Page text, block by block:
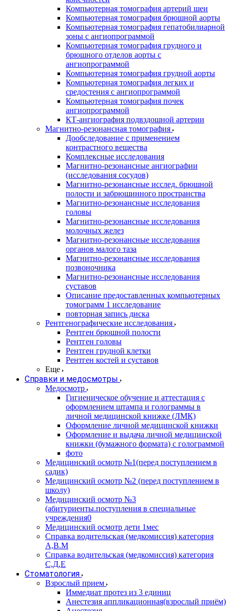
Компьютерная томография артерий шеи
Компьютерная томография брюшной аорты
Компьютерная томография гепатобилиарной
зоны с ангиопрограммой
Компьютерная томография грудного и
брюшного отделов аорты с
ангиопрограммой
Компьютерная томография грудной аорты
Компьютерная томография легких и
средостения с ангиопрограммой
Компьютерная томография почек
ангиопрограммой
КТ-ангиография подвздошной артерии
Магнитно-резонансная томография
Дообследование с применением
контрастного вещества
Комплексные исследования
Магнитно-резонансные ангиографии
(исследования сосудов)
Магнитно-резонансные исслед. брюшной
полости и забрюшинного пространства
Магнитно-резонансные исследования
головы
Магнитно-резонансные исследования
молочных желез
Магнитно-резонансные исследования
органов малого таза
Магнитно-резонансные исследования
позвоночника
Магнитно-резонансные исследования
суставов
Описание предоставленных компьютерных
томограмм 1 исследование
повторная запись диска
Рентгенографические исследования
Рентген брюшной полости
Рентген головы
Рентген грудной клетки
Рентген костей и суставов
Еще
Справки и медосмотры
Медосмотр
Гигиеническое обучение и аттестация с
оформлением штампа и голограммы в
личной медицинской книжке (ЛМК)
Оформление личной медицинской книжки
Оформление и выдача личной медицинской
книжки (бумажного формата) с голограммой
фото
Медицинский осмотр №1(перед поступлением в
садик)
Медицинский осмотр №2 (перед поступлением в
школу)
Медицинский осмотр №3
(абитуриенты.поступления в специальные
учреждения0
Медицинский осмотр дети 1мес
Справка водительская (медкомиссия) категория
А,В.М
Справка водительская (медкомиссия) категория
С,Д,Е
Стоматология
Взрослый прием
Иммедиат протез из 3 единиц
Анестезия аппликационная(взрослый приём)